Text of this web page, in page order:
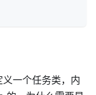
一个任务类，内